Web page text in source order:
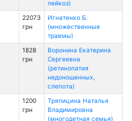
лейкоз)
22073
грн
Игнатенко Б.
(множественные
травмы)
1828
грн
Воронина Екатерина
Сергеевна
(ретинопатия
недоношенных,
слепота)
1200
грн
Тряпицина Наталья
Владимировна
(многодетная семья)